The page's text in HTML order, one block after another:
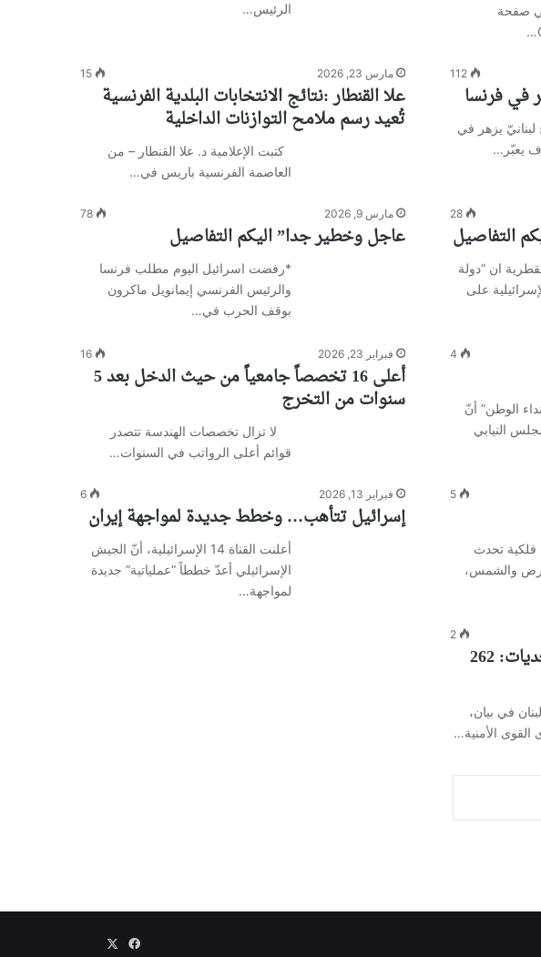
صفحة
الرئيس…
112
في فرنسا
يزهر في
يعبّر…
مارس 23, 2026 15
علا القنطار :نتائج الانتخابات البلدية الفرنسية
تُعيد رسم ملامح التوازنات الداخلية
كتبت الإعلامية د. علا القنطار – من
العاصمة الفرنسية باريس في…
28
التفاصيل
ان “دولة
على
مارس 9, 2026 78
عاجل وخطير جدا” اليكم التفاصيل
*رفضت اسرائيل اليوم مطلب فرنسا
والرئيس الفرنسي إيمانويل ماكرون
بوقف الحرب في…
4
الوطن” أنّ
النيابي
فبراير 23, 2026 16
أعلى 16 تخصصاً جامعياً من حيث الدخل بعد 5
سنوات من التخرج
لا تزال تخصصات الهندسة تتصدر
قوائم أعلى الرواتب في السنوات…
5
تحدث
والشمس،
فبراير 13, 2026 6
إسرائيل تتأهب… وخطط جديدة لمواجهة إيران
أعلنت القناة 14 الإسرائيلية، أنّ الجيش
الإسرائيلي أعدّ خططاً “عملياتية” جديدة
لمواجهة…
2
كهرباء لبنان تستكمل حملة نزع التعديات: 262
في بيان،
القوى الأمنية…
فيسبوك